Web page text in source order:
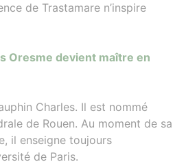
de Trastamare n’inspire
Oresme devient maître en
Charles. Il est nommé
de Rouen. Au moment de sa
il enseigne toujours
de Paris.